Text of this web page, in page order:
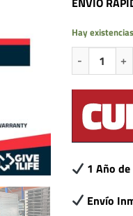
Hay existencias
SSD 256GB
1 Año
Envío